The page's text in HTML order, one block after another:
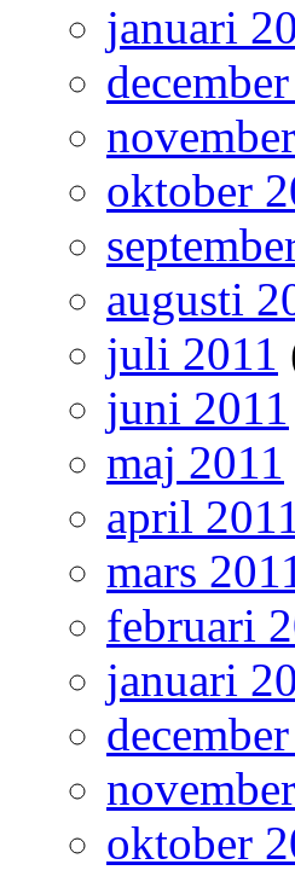
januari
oktober
augusti
juli 2011
juni 2011
maj 2011
april 2011
mars
februari
januari
oktober